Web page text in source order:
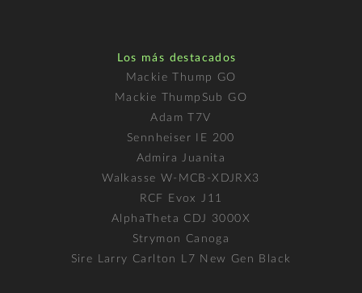
Los más destacados
Mackie Thump GO
Mackie ThumpSub GO
Adam T7V
Sennheiser IE 200
Admira Juanita
Walkasse W-MCB-XDJRX3
RCF Evox J11
AlphaTheta CDJ 3000X
Strymon Canoga
Sire Larry Carlton L7 New Gen Black